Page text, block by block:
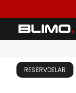
RESERVDELAR